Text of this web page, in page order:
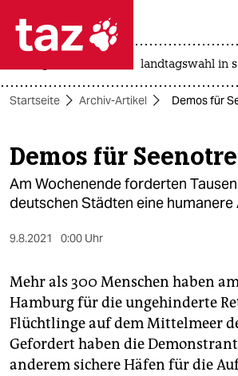
 taz zahl ich
taz zahl ich
themen
politik
kultur
sport
berlin
landtagswahl in
Startseite Archiv-Artikel Demos für
Demos für
Am Wochenende forderten
deutschen Städten eine
9.8.2021 0:00 Uhr
Mehr als 300 Menschen haben
Hamburg für die ungehinderte
Flüchtlinge auf dem Mittelmeer
Gefordert haben die
anderem sichere Häfen für die